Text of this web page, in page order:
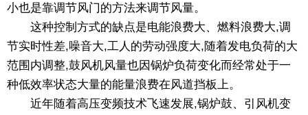
小也是靠调节风门的方法来调节风量。
这种控制方式的缺点是电能浪费大、燃料浪费大,调
节实时性差,噪音大,工人的劳动强度大,随着发电负荷的大
范围内调整,鼓风机风量也因锅炉负荷变化而经常处于一
种低效率状态大量的能量浪费在风道挡板上。
近年随着高压变频技术飞速发展,锅炉鼓、引风机变